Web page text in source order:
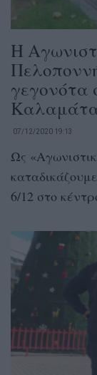
Η
γεγονότα
07/12/2020 19:13
Ως
6/12 στο